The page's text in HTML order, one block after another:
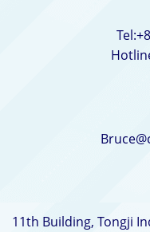
11th Building, Tongji